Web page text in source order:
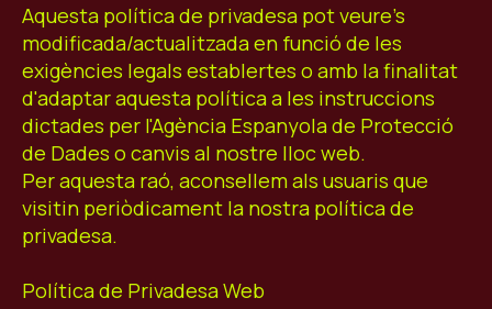
Aquesta política de privadesa pot veure's
modificada/actualitzada en funció de les
exigències legals establertes o amb la finalitat
d'adaptar aquesta política a les instruccions
dictades per l'Agència Espanyola de Protecció
de Dades o canvis al nostre lloc web.
Per aquesta raó, aconsellem als usuaris que
visitin periòdicament la nostra política de
privadesa.
Política de Privadesa Web